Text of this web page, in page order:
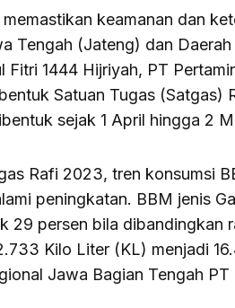
keamanan dan
Tengah (Jateng) dan
Fitri 1444 Hijriyah, PT
Satuan Tugas (Satgas)
sejak 1 April hingga 2
Rafi 2023, tren konsumsi
peningkatan. BBM jenis
29 persen bila dibandingkan
Kilo Liter (KL) menjadi
Jawa Bagian Tengah